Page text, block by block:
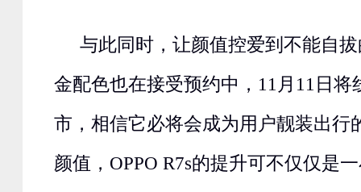
与此同时，让颜值控爱到不能自拔
金配色也在接受预约中，11月11日将
市，相信它必将会成为用户靓装出行
颜值，OPPO R7s的提升可不仅仅是